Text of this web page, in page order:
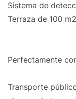
Sistema de
Terraza de 100 m2
Perfectamente
Transporte